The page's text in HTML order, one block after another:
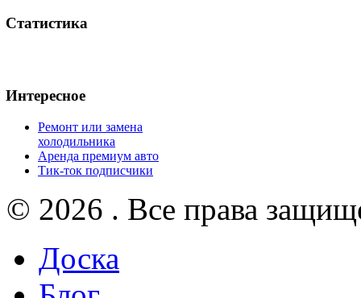
Статистика
Интересное
Ремонт или замена
холодильника
Аренда премиум авто
Тик-ток подписчики
© 2026 . Все права
Доска